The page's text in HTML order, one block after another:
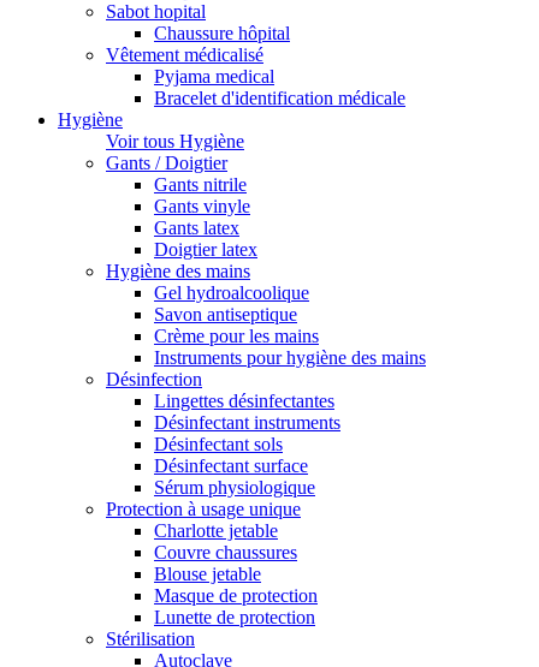
Sabot hopital
Chaussure hôpital
Vêtement médicalisé
Pyjama medical
Bracelet d'identification médicale
Hygiène
Voir tous Hygiène
Gants / Doigtier
Gants nitrile
Gants vinyle
Gants latex
Doigtier latex
Hygiène des mains
Gel hydroalcoolique
Savon antiseptique
Crème pour les mains
Instruments pour hygiène des mains
Désinfection
Lingettes désinfectantes
Désinfectant instruments
Désinfectant sols
Désinfectant surface
Sérum physiologique
Protection à usage unique
Charlotte jetable
Couvre chaussures
Blouse jetable
Masque de protection
Lunette de protection
Stérilisation
Autoclave